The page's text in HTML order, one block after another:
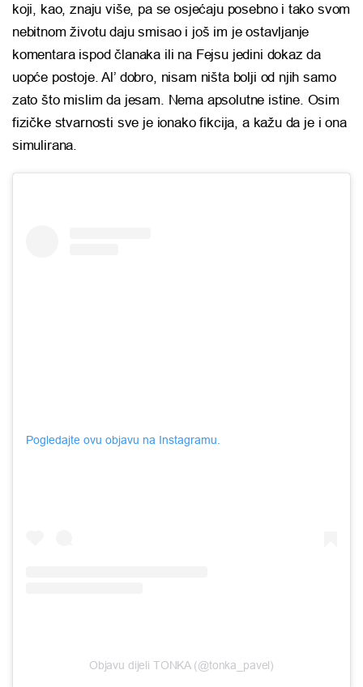
koji, kao, znaju više, pa se osjećaju posebno i tako svom
nebitnom životu daju smisao i još im je ostavljanje
komentara ispod članaka ili na Fejsu jedini dokaz da
uopće postoje. Al’ dobro, nisam ništa bolji od njih samo
zato što mislim da jesam. Nema apsolutne istine. Osim
fizičke stvarnosti sve je ionako fikcija, a kažu da je i ona
simulirana.
Pogledajte ovu objavu na Instagramu.
Objavu dijeli TONKA (@tonka_pavel)